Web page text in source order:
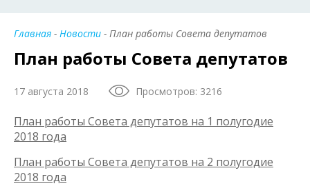
Главная - Новости - План работы Совета депутатов
План работы Совета депутатов
17 августа 2018 Просмотров: 3216
План работы Совета депутатов на 1 полугодие
2018 года
План работы Совета депутатов на 2 полугодие
2018 года